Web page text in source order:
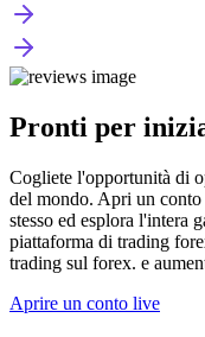
Pronti per
Cogliete l'opportunità di
del mondo. Apri un
stesso ed esplora l'intera
piattaforma di trading
trading sul forex. e
Aprire un conto live